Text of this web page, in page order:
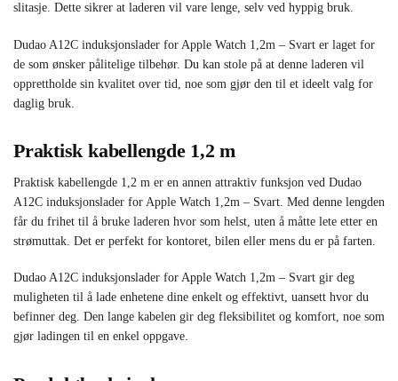
slitasje. Dette sikrer at laderen vil vare lenge, selv ved hyppig bruk.
Dudao A12C induksjonslader for Apple Watch 1,2m – Svart er laget for
de som ønsker pålitelige tilbehør. Du kan stole på at denne laderen vil
opprettholde sin kvalitet over tid, noe som gjør den til et ideelt valg for
daglig bruk.
Praktisk kabellengde 1,2 m
Praktisk kabellengde 1,2 m er en annen attraktiv funksjon ved Dudao
A12C induksjonslader for Apple Watch 1,2m – Svart. Med denne lengden
får du frihet til å bruke laderen hvor som helst, uten å måtte lete etter en
strømuttak. Det er perfekt for kontoret, bilen eller mens du er på farten.
Dudao A12C induksjonslader for Apple Watch 1,2m – Svart gir deg
muligheten til å lade enhetene dine enkelt og effektivt, uansett hvor du
befinner deg. Den lange kabelen gir deg fleksibilitet og komfort, noe som
gjør ladingen til en enkel oppgave.